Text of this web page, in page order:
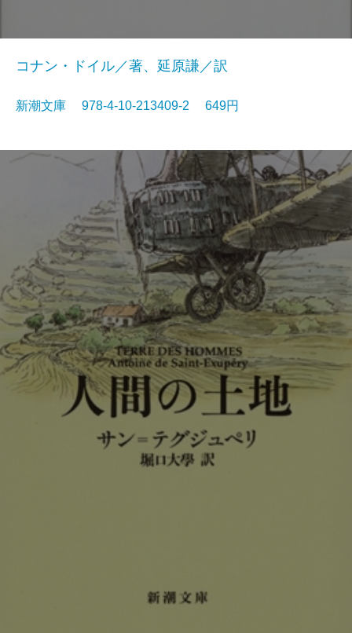
コナン・ドイル／著、延原謙／訳
新潮文庫 978-4-10-213409-2 649円